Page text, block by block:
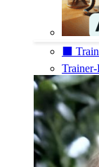
⬛️